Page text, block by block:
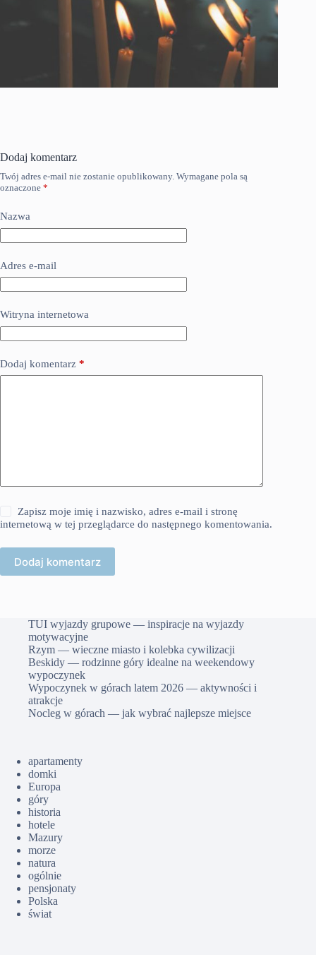
Dodaj komentarz
Twój adres e-mail nie zostanie opublikowany. Wymagane pola są
oznaczone *
Nazwa
Adres e-mail
Witryna internetowa
Dodaj komentarz *
Zapisz moje imię i nazwisko, adres e-mail i stronę
internetową w tej przeglądarce do następnego komentowania.
Dodaj komentarz
TUI wyjazdy grupowe — inspiracje na wyjazdy
motywacyjne
Rzym — wieczne miasto i kolebka cywilizacji
Beskidy — rodzinne góry idealne na weekendowy
wypoczynek
Wypoczynek w górach latem 2026 — aktywności i
atrakcje
Nocleg w górach — jak wybrać najlepsze miejsce
apartamenty
domki
Europa
góry
historia
hotele
Mazury
morze
natura
ogólnie
pensjonaty
Polska
świat